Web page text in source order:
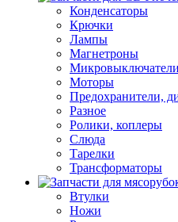
Конденсаторы
Крючки
Лампы
Магнетроны
Микровыключатели
Моторы
Предохранители,
Разное
Ролики, коплеры
Слюда
Тарелки
Трансформаторы
Втулки
Ножи